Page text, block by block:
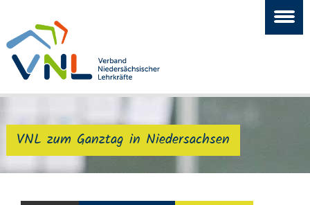
VNL zum Ganztag in Niedersachsen